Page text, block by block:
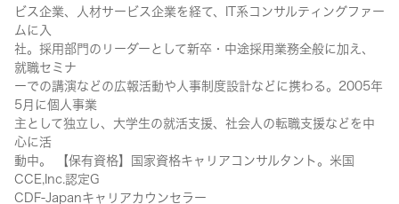
ビス企業、人材サービス企業を経て、IT系コンサルティングファー
ムに入
社。採用部門のリーダーとして新卒・中途採用業務全般に加え、
就職セミナ
ーでの講演などの広報活動や人事制度設計などに携わる。2005年
5月に個人事業
主として独立し、大学生の就活支援、社会人の転職支援などを中
心に活
動中。 【保有資格】国家資格キャリアコンサルタント。米国
CCE,Inc.認定G
CDF-Japanキャリアカウンセラー